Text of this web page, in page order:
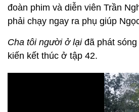
đoàn phim và diễn viên Trần
phải chạy ngay ra phụ giúp
Cha tôi người ở lại đã phát
kiến kết thúc ở tập 42.